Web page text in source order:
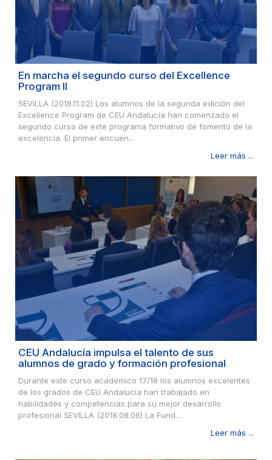
En marcha el segundo curso del Excellence
Program II
SEVILLA (2018.11.02) Los alumnos de la segunda edición del
Excellence Program de CEU Andalucía han comenzado el
segundo curso de este programa formativo de fomento de la
excelencia. El primer encuen...
Leer más ...
CEU Andalucía impulsa el talento de sus
alumnos de grado y formación profesional
Durante este curso académico 17/18 los alumnos excelentes
de los grados de CEU Andalucía han trabajado en
habilidades y competencias para su mejor desarrollo
profesional SEVILLA (2018.08.06) La Fund...
Leer más ...